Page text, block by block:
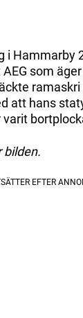
i Hammarby
som
att hans
bilden.